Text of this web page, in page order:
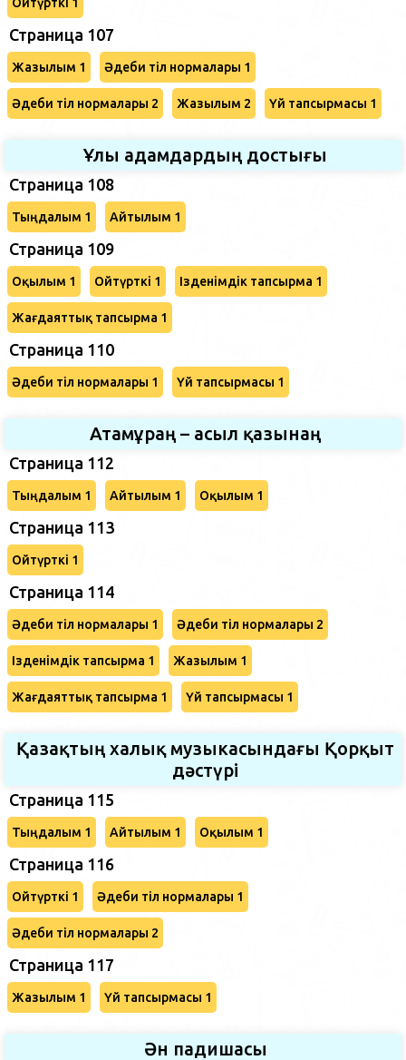
Страница 107
Жазылым 1 Әдеби тіл нормалары 1
Әдеби тіл нормалары 2 Жазылым 2 Үй тапсырмасы 1
Ұлы адамдардың достығы
Страница 108
Тыңдалым 1 Айтылым 1
Страница 109
Оқылым 1 Ойтүрткі 1 Ізденімдік тапсырма 1
Жағдаяттық тапсырма 1
Страница 110
Әдеби тіл нормалары 1 Үй тапсырмасы 1
Атамұраң – асыл қазынаң
Страница 112
Тыңдалым 1 Айтылым 1 Оқылым 1
Страница 113
Ойтүрткі 1
Страница 114
Әдеби тіл нормалары 1 Әдеби тіл нормалары 2
Ізденімдік тапсырма 1 Жазылым 1
Жағдаяттық тапсырма 1 Үй тапсырмасы 1
Қазақтың халық музыкасындағы Қорқыт
дәстүрі
Страница 115
Тыңдалым 1 Айтылым 1 Оқылым 1
Страница 116
Ойтүрткі 1 Әдеби тіл нормалары 1
Әдеби тіл нормалары 2
Страница 117
Жазылым 1 Үй тапсырмасы 1
Ән падишасы